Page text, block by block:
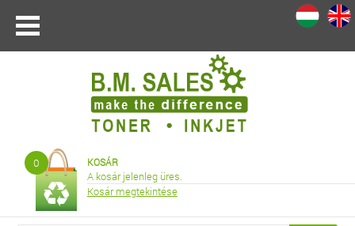
0 KOSÁR
A kosár jelenleg üres.
Kosár megtekintése